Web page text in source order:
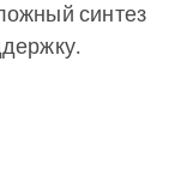
синтез